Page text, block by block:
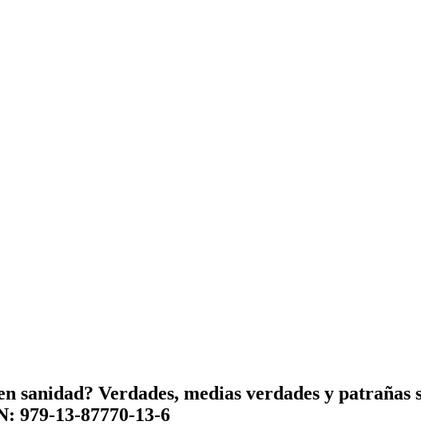
sanidad? Verdades, medias verdades y
979-13-87770-13-6